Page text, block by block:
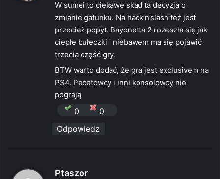
z
e
W sumei to ciekawe skąd ta decyzja o
zmianie gatunku. Na hack’n’slash też jest
przecież popyt. Bayonetta 2 rozeszła się jak
ciepłe bułeczki i niebawem ma się pojawić
trzecia część gry.
BTW warto dodać, że gra jest exclusivem na
PS4. Pecetowcy i inni konsolowcy nie
pograją.
0
0
Odpowiedz
Ptaszor